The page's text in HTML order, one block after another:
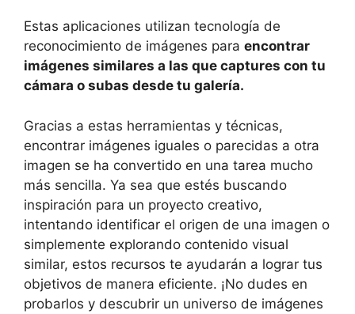
Estas aplicaciones utilizan tecnología de
reconocimiento de imágenes para encontrar
imágenes similares a las que captures con‍ tu
cámara o subas desde tu galería.
Gracias a estas herramientas y técnicas,
encontrar ⁢imágenes iguales o parecidas a otra
imagen se ha convertido en una tarea mucho
más sencilla. Ya sea que‍ estés buscando
inspiración ⁢para un proyecto creativo, ​
intentando identificar el origen de una imagen o
simplemente explorando contenido visual
similar, estos recursos te ayudarán a lograr tus
objetivos de manera eficiente. ¡No dudes en
probarlos⁣ y descubrir un‍ universo de imágenes